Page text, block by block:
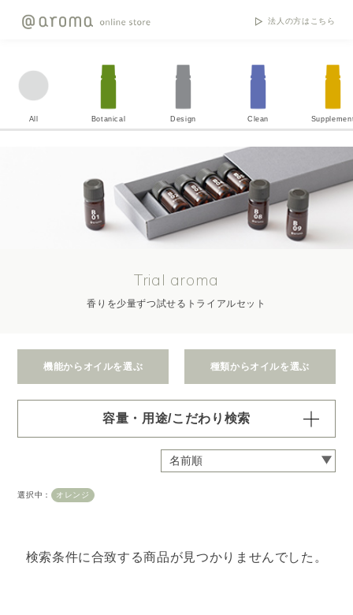
法人の方はこちら
All Botanical Design Clean
Trial aroma
香りを少量ずつ試せるトライアルセット
機能からオイルを選ぶ 種類からオイルを選ぶ
容量・用途/こだわり検索
用途・機能・種類 の項目ごとに選択肢からひとつずつ選
択できます。選択するたびに絞り込まれていき、項目内で
・絞込み条件を変更したいときは「クリア」で一度すべてリ
オイル10ml 大容量オイル250/450ml
選択中： オレンジ
検索条件に合致する商品が見つかりませんでした。